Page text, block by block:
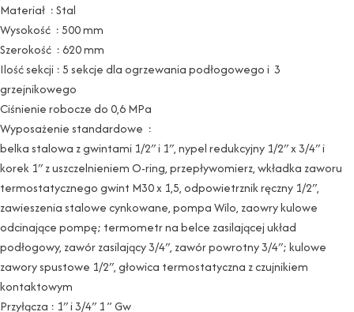
Materiał : Stal
Wysokość : 500 mm
Szerokość : 620 mm
Ilość sekcji : 5 sekcje dla ogrzewania podłogowego i 3
grzejnikowego
Ciśnienie robocze do 0,6 MPa
Wyposażenie standardowe :
belka stalowa z gwintami 1/2″ i 1″, nypel redukcyjny 1/2″ x 3/4″ i
korek 1″ z uszczelnieniem O-ring, przepływomierz, wkładka zaworu
termostatycznego gwint M30 x 1,5, odpowietrznik ręczny 1/2″,
zawieszenia stalowe cynkowane, pompa Wilo, zaowry kulowe
odcinające pompę; termometr na belce zasilającej układ
podłogowy, zawór zasilający 3/4″, zawór powrotny 3/4″; kulowe
zawory spustowe 1/2″, głowica termostatyczna z czujnikiem
kontaktowym
Przyłącza : 1″ i 3/4″ 1 ” Gw